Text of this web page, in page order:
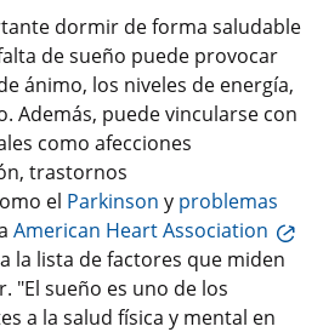
dormir de forma saludable
de sueño puede provocar
ánimo, los niveles de energía,
Además, puede vincularse con
como afecciones
trastornos
el Parkinson y problemas
American Heart Association
la lista de factores que miden
"El sueño es uno de los
a la salud física y mental en